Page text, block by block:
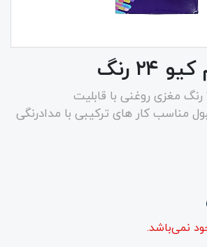
رنگ
مدادرنگی ام کیو ۲۴ رنگ مغزی روغنی با قابلیت
مناسب کار های ترکیبی با مدادرنگی
نمی‌باشد.